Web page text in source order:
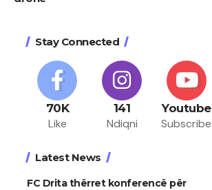
Stay Connected
70K
Like
141
Ndiqni
Youtube
Subscribe
Latest News
FC Drita thërret konferencë për